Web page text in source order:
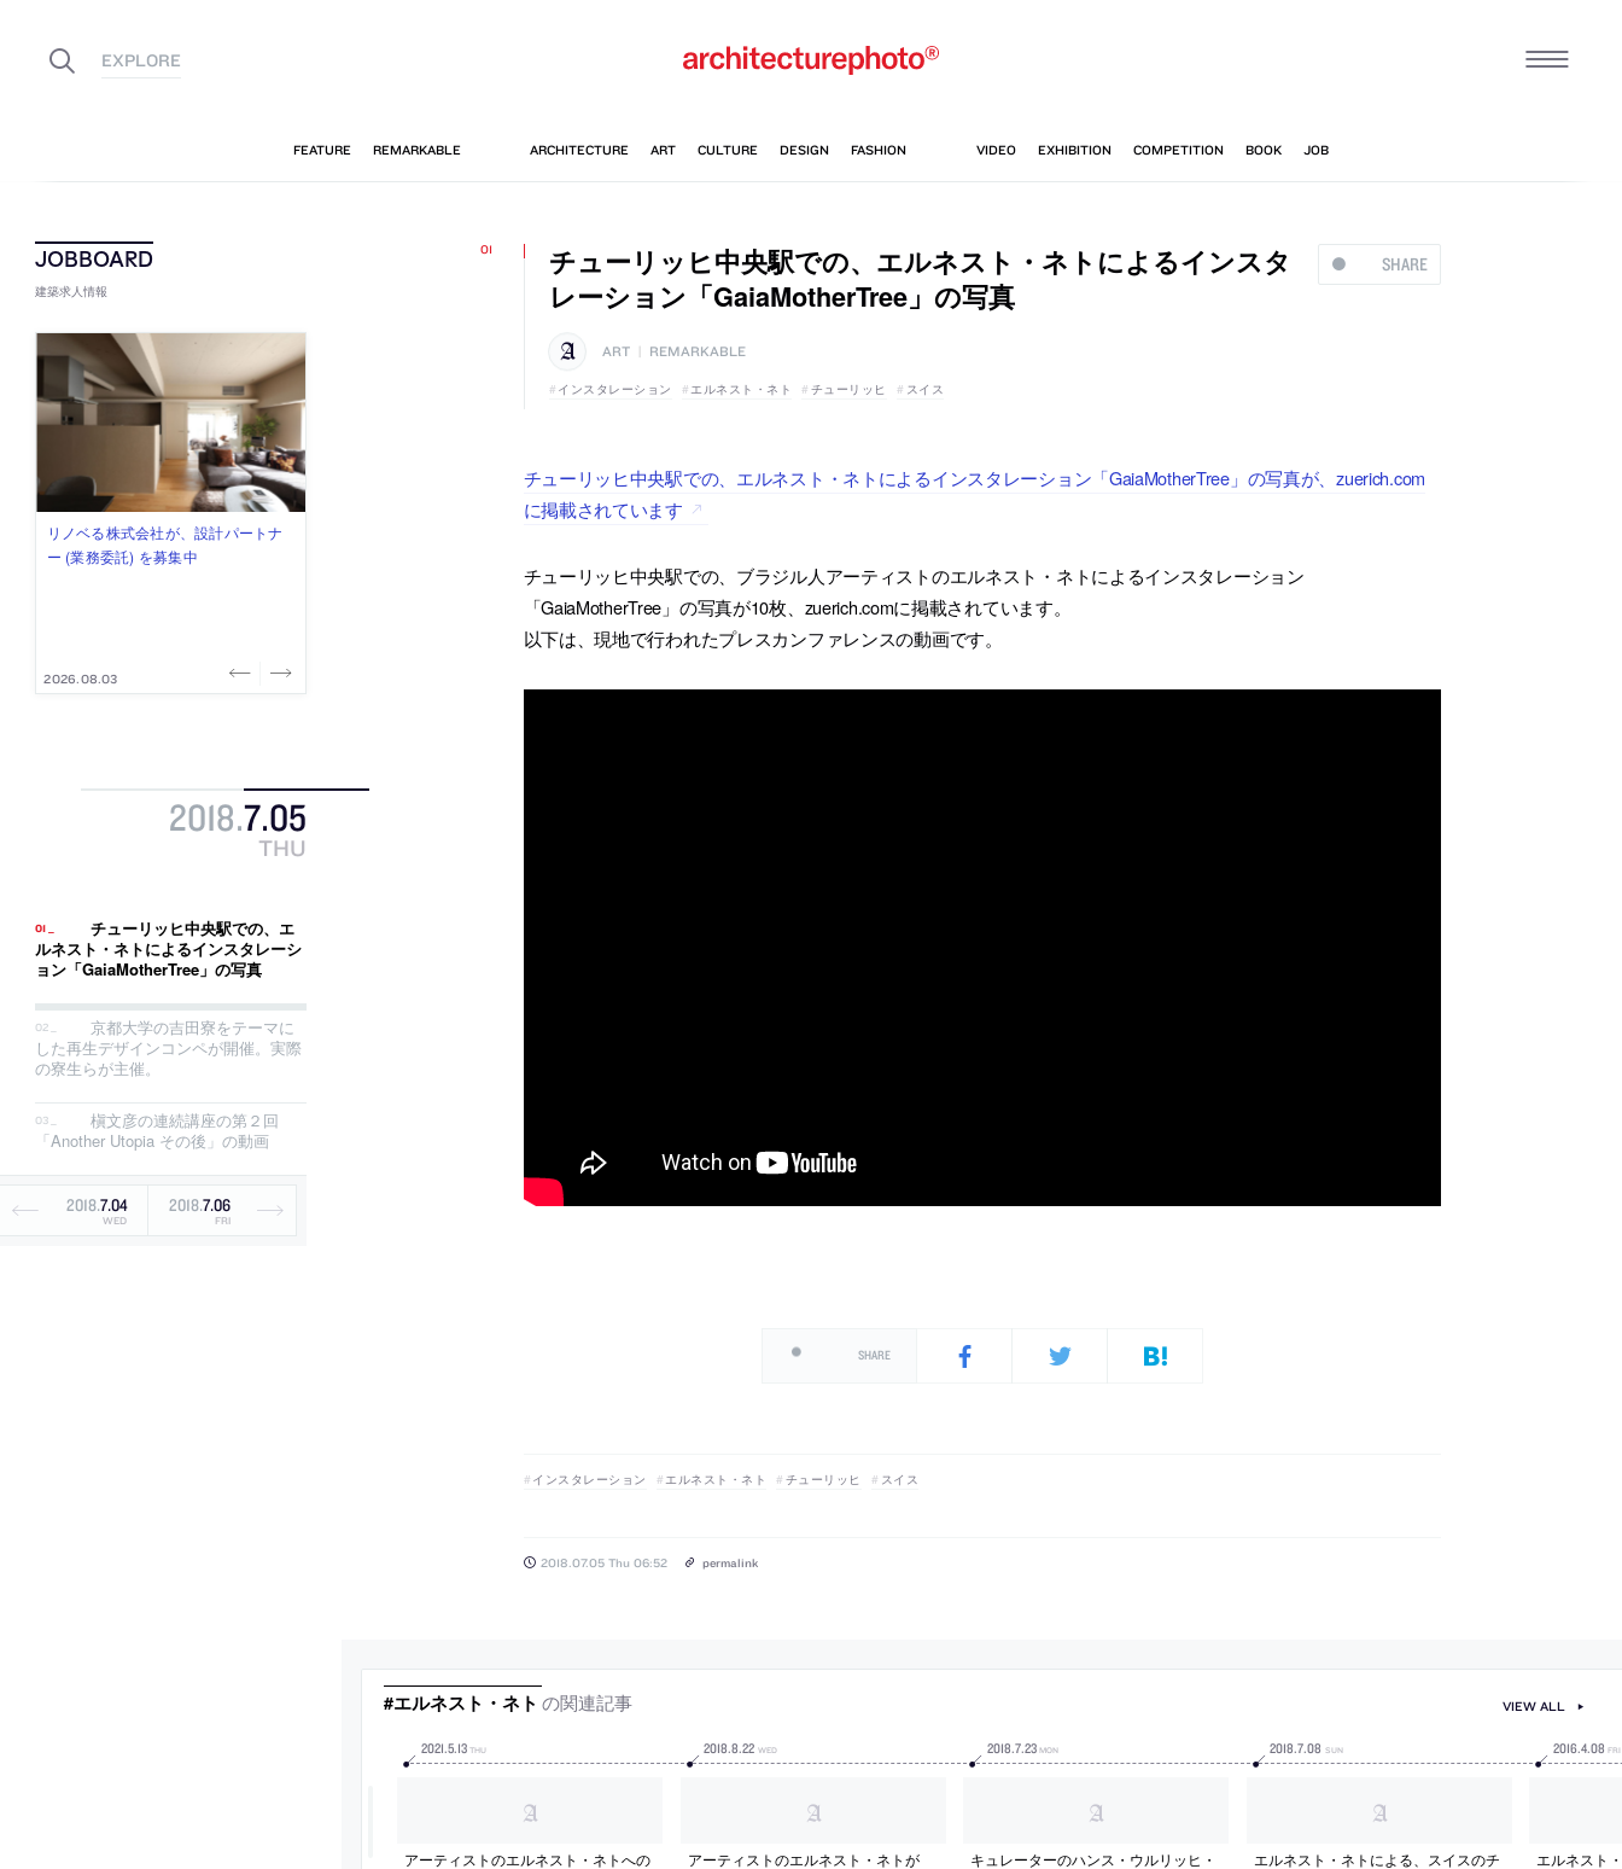
建築求人情報
佐々木慧が主宰する「axonometric株
式会社」が、設計スタッフ（経験
2026.08.07
古民家を軸に全国で“価値循環の仕組
み”を作り、リモートワーク主体の働
2026.08.03
リノベる株式会社が、設計パートナ
ー (業務委託) を募集中
2026.08.03
社会への影響力のある建築を手掛
け、スタッフ同士で助け合う環境づ
2026.07.31
代官山を拠点に活動する「梅澤竜也 /
ALA INC.」が、設計スタッフ・アル
2026.07.30
2018.7.05
THU
チューリッヒ中央駅での、エ
ルネスト・ネトによるインスタレーシ
ョン「GaiaMotherTree」の写真
京都大学の吉田寮をテーマに
した再生デザインコンペが開催。実際
の寮生らが主催。
槇文彦の連続講座の第２回
「Another Utopia その後」の動画
2018.7.04
WED
2018.7.06
FRI
SHARE
チューリッヒ中央駅での、エルネスト・ネトによるインスタ
レーション「GaiaMotherTree」の写真
ART REMARKABLE
インスタレーション エルネスト・ネト チューリッヒ スイス
チューリッヒ中央駅での、エルネスト・ネトによるインスタレーション「GaiaMotherTree」の写真が、zuerich.com
に掲載されています
チューリッヒ中央駅での、ブラジル人アーティストのエルネスト・ネトによるインスタレーション
「GaiaMotherTree」の写真が10枚、zuerich.comに掲載されています。
以下は、現地で行われたプレスカンファレンスの動画です。
SHARE
インスタレーション エルネスト・ネト チューリッヒ スイス
2018.07.05 Thu 06:52 permalink
#エルネスト・ネト の関連記事
2021.5.13 THU
アーティストのエルネスト・ネトへの
2018.8.22 WED
アーティストのエルネスト・ネトが
2018.7.23 MON
キュレーターのハンス・ウルリッヒ・
2018.7.08 SUN
エルネスト・ネトによる、スイスのチ
2016.4.08 FRI
エルネスト
VIEW ALL